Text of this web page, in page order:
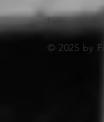
Impressum
© 2025 by